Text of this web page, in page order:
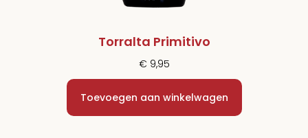
Torralta Primitivo
€ 9,95
Toevoegen aan winkelwagen